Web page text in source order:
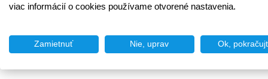
viac informácií o cookies používame otvorené nastavenia.
Zamietnuť Nie, uprav Ok,